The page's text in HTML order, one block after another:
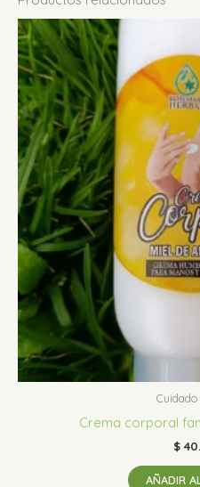
Cuidado
Crema corporal
$
AÑADIR